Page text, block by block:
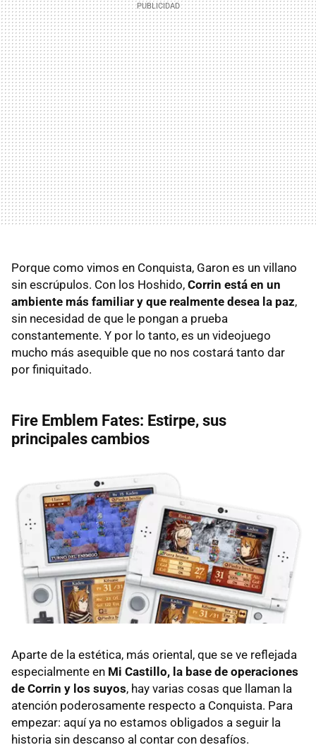
Porque como vimos en Conquista, Garon es un villano
sin escrúpulos. Con los Hoshido, Corrin está en un
ambiente más familiar y que realmente desea la paz,
sin necesidad de que le pongan a prueba
constantemente. Y por lo tanto, es un videojuego
mucho más asequible que no nos costará tanto dar
por finiquitado.
Fire Emblem Fates: Estirpe, sus
principales cambios
Aparte de la estética, más oriental, que se ve reflejada
especialmente en Mi Castillo, la base de operaciones
de Corrin y los suyos, hay varias cosas que llaman la
atención poderosamente respecto a Conquista. Para
empezar: aquí ya no estamos obligados a seguir la
historia sin descanso al contar con desafíos.